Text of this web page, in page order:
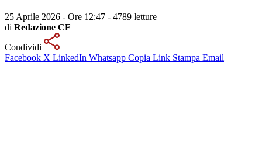
25 Aprile 2026 - Ore 12:47 - 4789 letture
di Redazione CF
Condividi
Facebook X LinkedIn Whatsapp Copia Link Stampa Email